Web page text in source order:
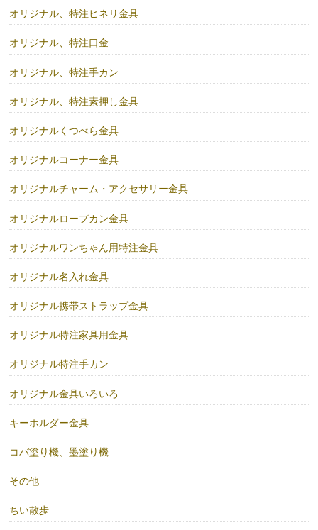
オリジナル、特注ヒネリ金具
オリジナル、特注口金
オリジナル、特注手カン
オリジナル、特注素押し金具
オリジナルくつべら金具
オリジナルコーナー金具
オリジナルチャーム・アクセサリー金具
オリジナルロープカン金具
オリジナルワンちゃん用特注金具
オリジナル名入れ金具
オリジナル携帯ストラップ金具
オリジナル特注家具用金具
オリジナル特注手カン
オリジナル金具いろいろ
キーホルダー金具
コバ塗り機、墨塗り機
その他
ちい散歩